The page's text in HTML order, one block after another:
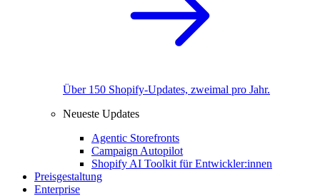
Über 150 Shopify-Updates, zweimal pro Jahr.
Neueste Updates
Agentic Storefronts
Campaign Autopilot
Shopify AI Toolkit für Entwickler:innen
Preisgestaltung
Enterprise